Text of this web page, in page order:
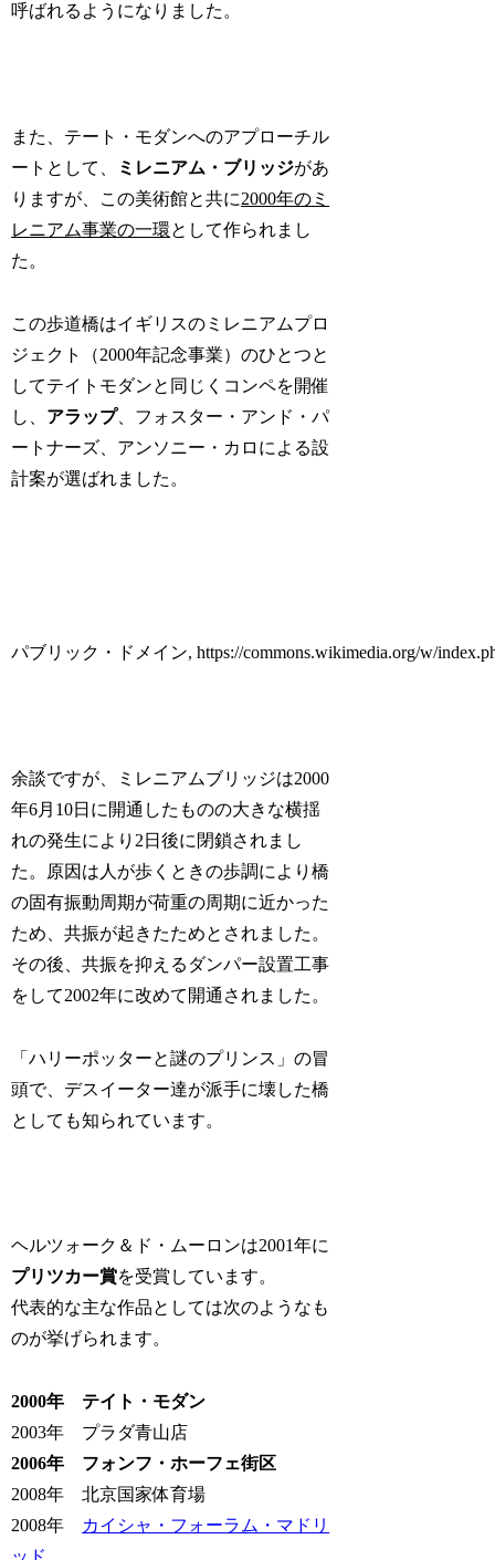
呼ばれるようになりました。
また、テート・モダンへのアプローチル
ートとして、
ミレニアム・ブリッジがあ
りますが、この美術館と共に2000年のミ
レニアム事業の一環として作られまし
た。
この歩道橋はイギリスのミレニアムプロ
ジェクト（2000年記念事業）のひとつと
してテイトモダンと同じくコンペを開催
し、 アラップ、フォスター・アンド・パ
ートナーズ、アンソニー・カロによる設
計案が選ばれました。
パブリック・ドメイン, https://commons.wikimedia.org/w/
余談ですが、ミレニアムブリッジは2000
年6月10日に開通したものの大きな横揺
れの発生により2日後に閉鎖されまし
た。原因は人が歩くときの歩調により橋
の固有振動周期が荷重の周期に近かった
ため、共振が起きたためとされました。
その後、共振を抑えるダンパー設置工事
をして2002年に改めて開通されました。
「ハリーポッターと謎のプリンス」の冒
頭で、デスイーター達が派手に壊した橋
としても知られています。
ヘルツォーク＆ド・ムーロンは2001年に
プリツカー賞を受賞しています。
代表的な主な作品としては次のようなも
のが挙げられます。
2000年 テイト・モダン
2003年 プラダ青山店
2006年 フォンフ・ホーフェ街区
2008年 北京国家体育場
2008年
カイシャ・フォーラム・マドリ